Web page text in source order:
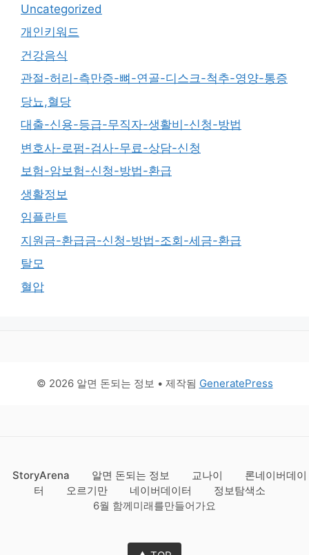
Uncategorized
개인키워드
건강음식
관절-허리-측만증-뼈-연골-디스크-척추-영양-통증
당뇨,혈당
대출-신용-등급-무직자-생활비-신청-방법
변호사-로펌-검사-무료-상담-신청
보험-암보험-신청-방법-환급
생활정보
임플란트
지원금-환급금-신청-방법-조회-세금-환급
탈모
혈압
© 2026 알면 돈되는 정보 • 제작됨 GeneratePress
StoryArena 알면 돈되는 정보 교나이
론네이버데이
터
오르기만 네이버데이터
정보탐색소
6월 함께미래를만들어가요